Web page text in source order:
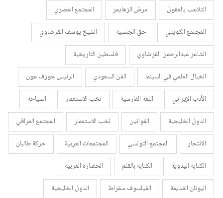
التلاعب بالعقول
مرض الزهايمر
المجتمع المصري
المجتمع الكويتي
حق الجنسية
الشيخ يوسف القرضاوي
الشاعر عبدالرحمن القرضاوي
فلسطين التاريخية
الخيال العلمي في السينما
الفن السعودي
الرئيس جوزف عون
الأدب الإيراني
اللغة الفارسية نخب الاستعمار
السياحة
الدول الخليجية
القوانين نخب الاستعمار
المجتمع العراقي
الانتحار
المجتمع التونسي المجتمعات العربية
حركة طالبان
الكتابة اليدوية
الكتابة بالقلم
الحضارة العربية
اليونان القديمة
الفيلسوف سقراط
الدول الخليجية